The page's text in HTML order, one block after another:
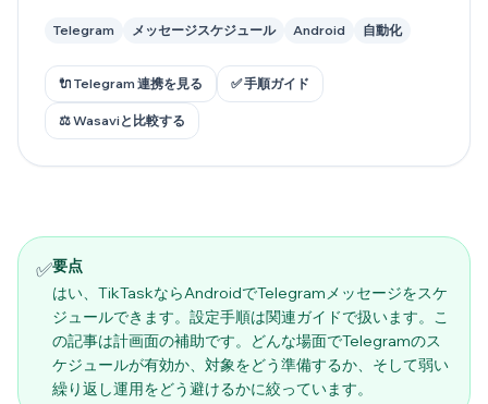
Telegram メッセージスケジュール Android 自動化
🔌 Telegram 連携を見る ✅ 手順ガイド
⚖️ Wasaviと比較する
✅要点
はい、TikTaskならAndroidでTelegramメッセージをスケ
ジュールできます。設定手順は関連ガイドで扱います。こ
の記事は計画面の補助です。どんな場面でTelegramのス
ケジュールが有効か、対象をどう準備するか、そして弱い
繰り返し運用をどう避けるかに絞っています。